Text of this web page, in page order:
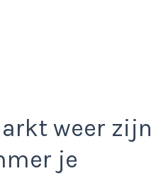
weer zijn
je